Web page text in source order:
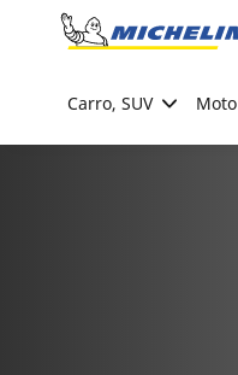
Go to page content
Carro, SUV Moto